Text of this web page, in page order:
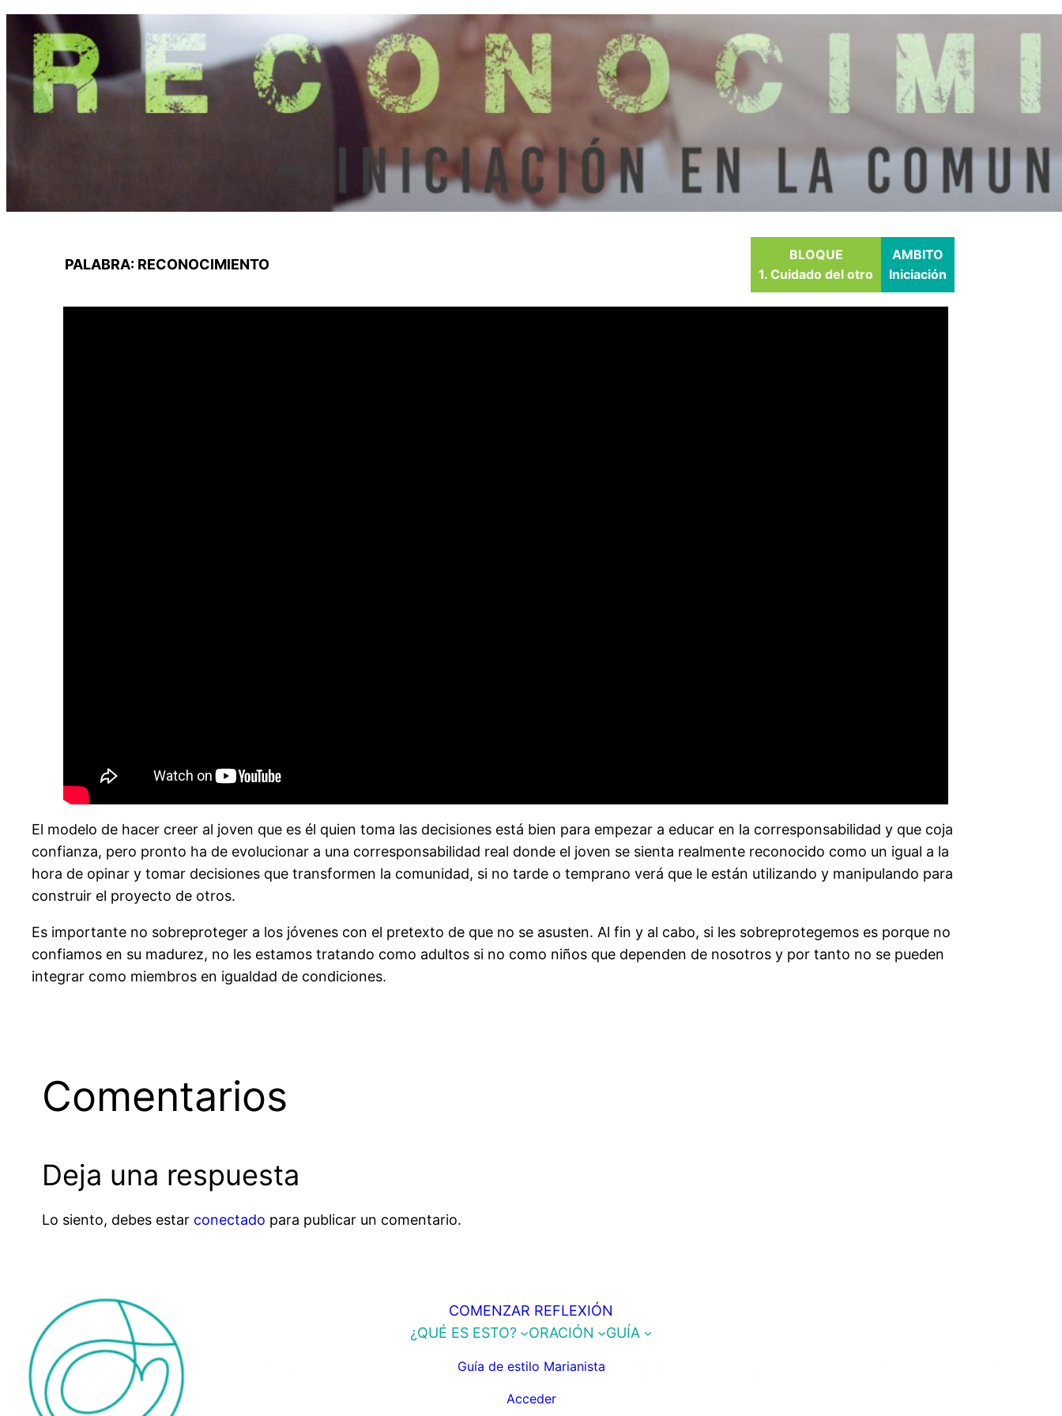
Saltar
contenido
PALABRA: RECONOCIMIENTO
BLOQUE
1. Cuidado del otro
AMBITO
Iniciación
El modelo de hacer creer al joven que es él quien toma las decisiones está bien para empezar a educar en la corresponsabilidad y que coja
confianza, pero pronto ha de evolucionar a una corresponsabilidad real donde el joven se sienta realmente reconocido como un igual a la
hora de opinar y tomar decisiones que transformen la comunidad, si no tarde o temprano verá que le están utilizando y manipulando para
construir el proyecto de otros.
Es importante no sobreproteger a los jóvenes con el pretexto de que no se asusten. Al fin y al cabo, si les sobreprotegemos es porque no
confiamos en su madurez, no les estamos tratando como adultos si no como niños que dependen de nosotros y por tanto no se pueden
integrar como miembros en igualdad de condiciones.
Comentarios
Deja una respuesta
Lo siento, debes estar conectado para publicar un comentario.
COMENZAR REFLEXIÓN
¿QUÉ ES ESTO?
ORACIÓN GUÍA
Guía de estilo Marianista
Acceder